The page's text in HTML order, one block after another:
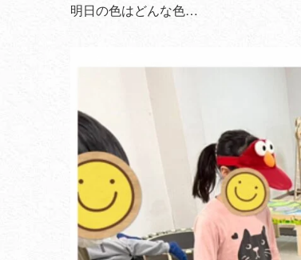
明日の色はどんな色…